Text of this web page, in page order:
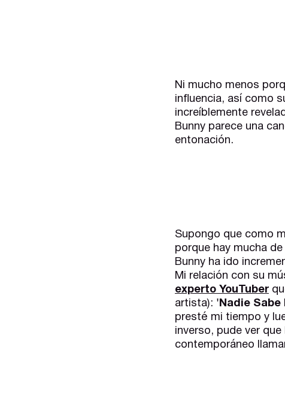
Ni mucho menos
influencia, así como
increíblemente
Bunny parece una
entonación.
Supongo que como
porque hay mucha
Bunny ha ido
Mi relación con su
experto YouTuber
artista): 'Nadie Sabe
presté mi tiempo y
inverso, pude ver
contemporáneo